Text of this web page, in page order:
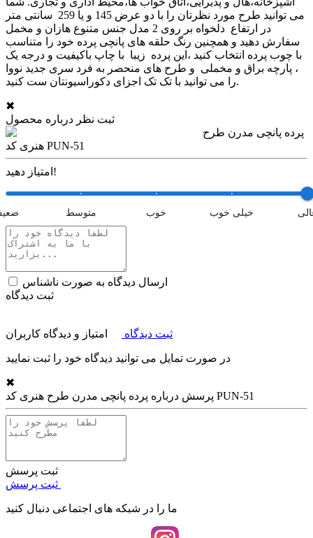
می توانید طرح مورد نظرتان را با دو عرض 145 و یا 259 سانتی متر
در ارتفاع دلخواه بر روی 2 مدل جنس متنوع هازان و مخمل
سفارش دهید و همچنین رنگ حلقه های پانچی پرده خود را متناسب
با چوب پرده انتخاب کنید ،این پرده زیبا با چاپ باکیفیت و درجه یک
، پارچه براق و مخملی و طرح های منحصر به فرد سری جدید نووا
را می توانید با تک تک اجزای دکوراسیونتان ست کنید.
✖
ثبت نظر درباره محصول
پرده پانچی مدرن طرح
هنری کد PUN-51
امتیاز دهید!
متوسط خوب خیلی خوب
ارسال دیدگاه به صورت ناشناس
ثبت دیدگاه
ثبت دیدگاه امتیاز و دیدگاه کاربران
در صورت تمایل می توانید دیدگاه خود را ثبت نمایید
✖
پرسش درباره پرده پانچی مدرن طرح هنری کد PUN-51
ثبت پرسش
ما را در شبکه های اجتماعی دنبال کنید